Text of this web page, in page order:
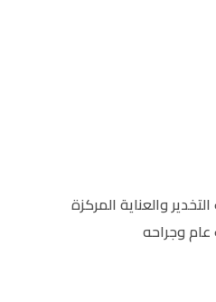
والعناية المركزة
وجراحه